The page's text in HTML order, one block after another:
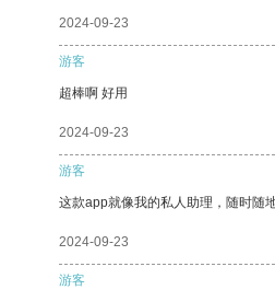
2024-09-23
游客
超棒啊 好用
2024-09-23
游客
这款app就像我的私人助理，随时随
2024-09-23
游客